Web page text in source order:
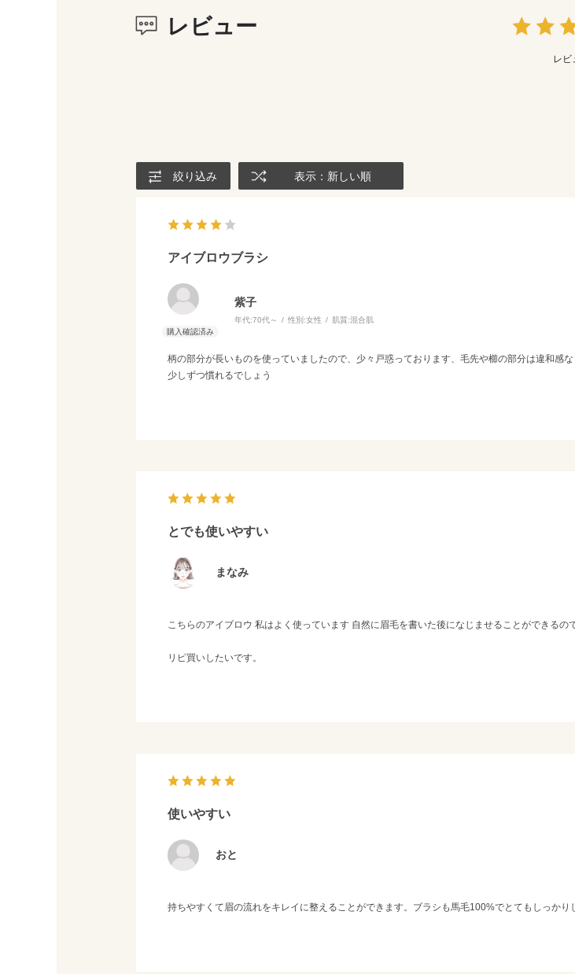
レビュー
レビ
絞り込み 表示：新しい順
アイブロウブラシ
紫子
年代:70代～ 性別:女性 肌質:混合肌
柄の部分が長いものを使っていましたので、少々戸惑っております、毛先や櫛の部分は違和感な
少しずつ慣れるでしょう
とでも使いやすい
まなみ
こちらのアイブロウ 私はよく使っています 自然に眉毛を書いた後になじませることができるの
リピ買いしたいです。
使いやすい
おと
持ちやすくて眉の流れをキレイに整えることができます。ブラシも馬毛100%でとてもしっかり